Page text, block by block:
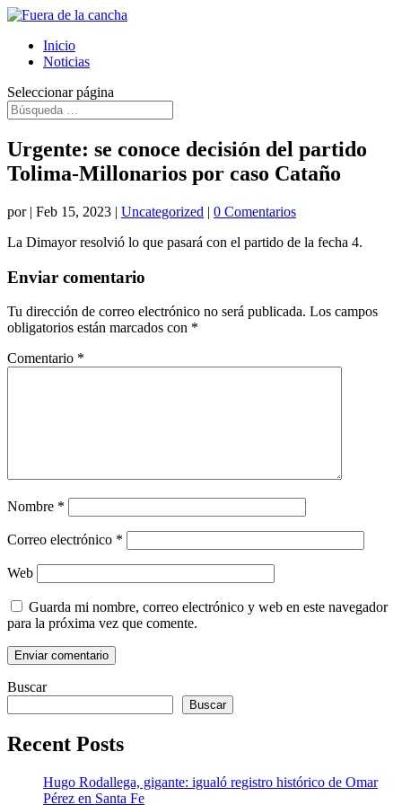
Inicio
Noticias
Seleccionar página
Urgente: se conoce decisión del partido
Tolima-Millonarios por caso Cataño
por | Feb 15, 2023 | Uncategorized | 0 Comentarios
La Dimayor resolvió lo que pasará con el partido de la fecha 4.
Enviar comentario
Tu dirección de correo electrónico no será publicada. Los campos
obligatorios están marcados con *
Comentario *
Nombre *
Correo electrónico *
Web
Guarda mi nombre, correo electrónico y web en este navegador
para la próxima vez que comente.
Buscar
Buscar
Recent Posts
Hugo Rodallega, gigante: igualó registro histórico de Omar
Pérez en Santa Fe